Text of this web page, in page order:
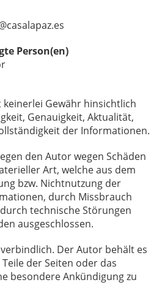
Person(en)
Gewähr hinsichtlich
Genauigkeit, Aktualität,
der Informationen.
den Autor wegen Schäden
Art, welche aus dem
bzw. Nichtnutzung der
durch Missbrauch
technische Störungen
ausgeschlossen.
Der Autor behält es
der Seiten oder das
besondere Ankündigung zu